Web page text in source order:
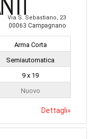
Via S. Sebastiano, 23
00063 Campagnano
Arma Corta
Semiautomatica
9 x 19
Nuovo
Dettagli»